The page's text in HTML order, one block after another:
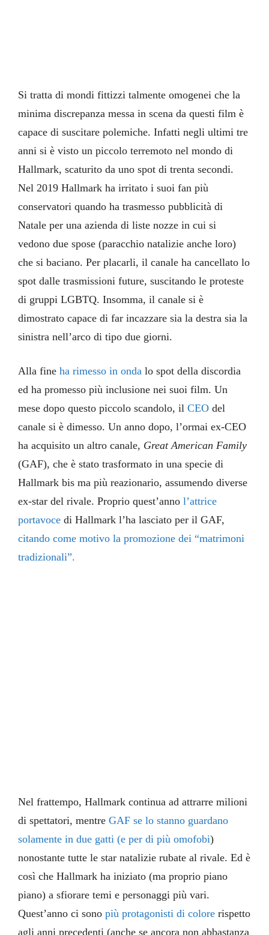
Si tratta di mondi fittizzi talmente omogenei che la
minima discrepanza messa in scena da questi film è
capace di suscitare polemiche. Infatti negli ultimi tre
anni si è visto un piccolo terremoto nel mondo di
Hallmark, scaturito da uno spot di trenta secondi.
Nel 2019 Hallmark ha irritato i suoi fan più
conservatori quando ha trasmesso pubblicità di
Natale per una azienda di liste nozze in cui si
vedono due spose (paracchio natalizie anche loro)
che si baciano. Per placarli, il canale ha cancellato lo
spot dalle trasmissioni future, suscitando le proteste
di gruppi LGBTQ. Insomma, il canale si è
dimostrato capace di far incazzare sia la destra sia la
sinistra nell’arco di tipo due giorni.
Alla fineha rimesso in onda lo spot della discordia
ed ha promesso più inclusione nei suoi film. Un
mese dopo questo piccolo scandolo, ilCEO del
canale si è dimesso. Un anno dopo, l’ormai ex-CEO
ha acquisito un altro canale, Great American Family
(GAF), che è stato trasformato in una specie di
Hallmark bis ma più reazionario, assumendo diverse
ex-star del rivale. Proprio quest’annol’attrice
portavoce di Hallmark l’ha lasciato per il GAF,
citando come motivo la promozione dei “matrimoni
tradizionali”.
Nel frattempo, Hallmark continua ad attrarre milioni
di spettatori, mentreGAF se lo stanno guardano
solamente in due gatti (e per di più omofobi)
nonostante tutte le star natalizie rubate al rivale. Ed è
così che Hallmark ha iniziato (ma proprio piano
piano) a sfiorare temi e personaggi più vari.
Quest’anno ci sonopiù protagonisti di colore rispetto
agli anni precedenti (anche se ancora non abbastanza